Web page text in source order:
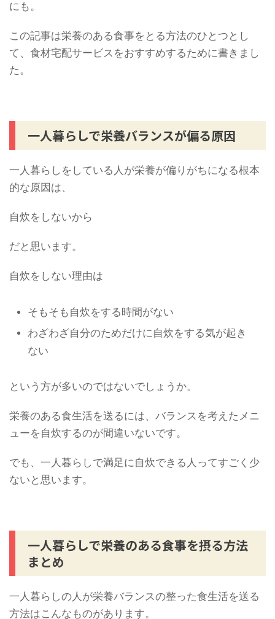
にも。
この記事は栄養のある食事をとる方法のひとつとし
て、食材宅配サービスをおすすめするために書きまし
た。
一人暮らしで栄養バランスが偏る原因
一人暮らしをしている人が栄養が偏りがちになる根本
的な原因は、
自炊をしないから
だと思います。
自炊をしない理由は
そもそも自炊をする時間がない
わざわざ自分のためだけに自炊をする気が起き
ない
という方が多いのではないでしょうか。
栄養のある食生活を送るには、バランスを考えたメニ
ューを自炊するのが間違いないです。
でも、一人暮らしで満足に自炊できる人ってすごく少
ないと思います。
一人暮らしで栄養のある食事を摂る方法
まとめ
一人暮らしの人が栄養バランスの整った食生活を送る
方法はこんなものがあります。